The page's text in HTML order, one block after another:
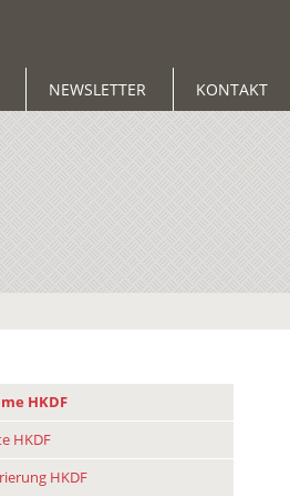
NEWSLETTER KONTAKT
HKDF
HKDF
HKDF